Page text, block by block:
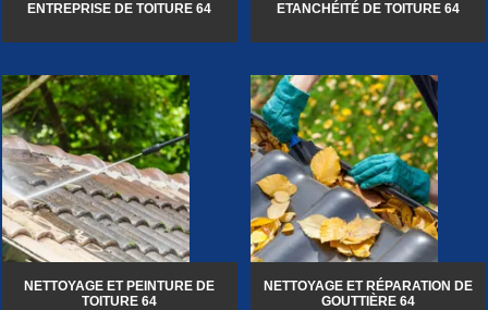
ENTREPRISE DE TOITURE 64 ETANCHÉITÉ DE TOITURE 64
NETTOYAGE ET PEINTURE DE
TOITURE 64
NETTOYAGE ET RÉPARATION DE
GOUTTIÈRE 64